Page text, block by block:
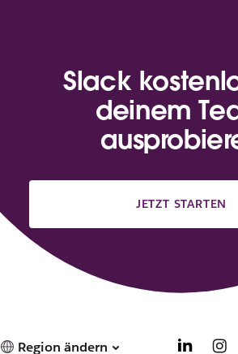
Slack
deinem
JETZT STARTEN
Region ändern